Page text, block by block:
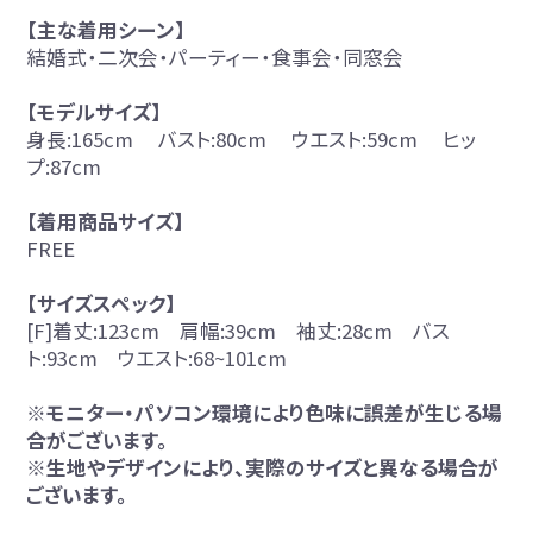
【主な着用シーン】
結婚式・二次会・パーティー・食事会・同窓会
【モデルサイズ】
身長:165cm バスト:80cm ウエスト:59cm ヒッ
プ:87cm
【着用商品サイズ】
FREE
【サイズスペック】
[F]着丈:123cm 肩幅:39cm 袖丈:28cm バス
ト:93cm ウエスト:68~101cm
※モニター・パソコン環境により色味に誤差が生じる場
合がございます。
※生地やデザインにより、実際のサイズと異なる場合が
ございます。